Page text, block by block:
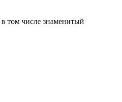
том числе знаменитый